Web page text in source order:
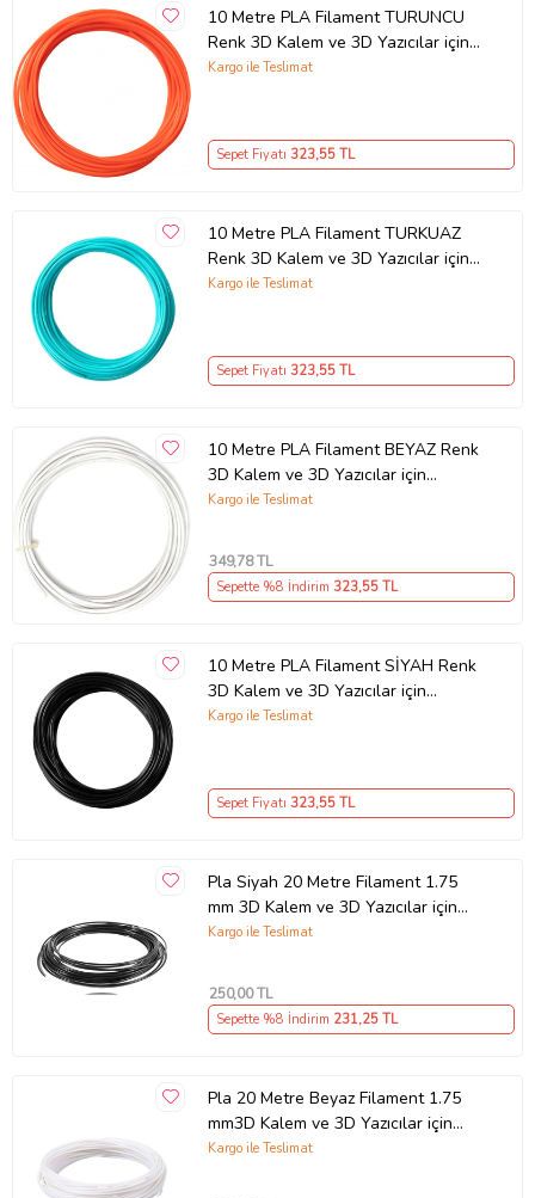
10 Metre PLA Filament TURUNCU
Renk 3D Kalem ve 3D Yazıcılar için
Uygundur
Kargo ile Teslimat
Sepet Fiyatı 323,55 TL
10 Metre PLA Filament TURKUAZ
Renk 3D Kalem ve 3D Yazıcılar için
Uygundur
Kargo ile Teslimat
Sepet Fiyatı 323,55 TL
10 Metre PLA Filament BEYAZ Renk
3D Kalem ve 3D Yazıcılar için
Uygundur
Kargo ile Teslimat
349,78 TL
Sepette %8 İndirim 323,55 TL
10 Metre PLA Filament SİYAH Renk
3D Kalem ve 3D Yazıcılar için
Uygundur
Kargo ile Teslimat
Sepet Fiyatı 323,55 TL
Pla Siyah 20 Metre Filament 1.75
mm 3D Kalem ve 3D Yazıcılar için
Uygundur
Kargo ile Teslimat
250,00 TL
Sepette %8 İndirim 231,25 TL
Pla 20 Metre Beyaz Filament 1.75
mm3D Kalem ve 3D Yazıcılar için
Uygundur
Kargo ile Teslimat